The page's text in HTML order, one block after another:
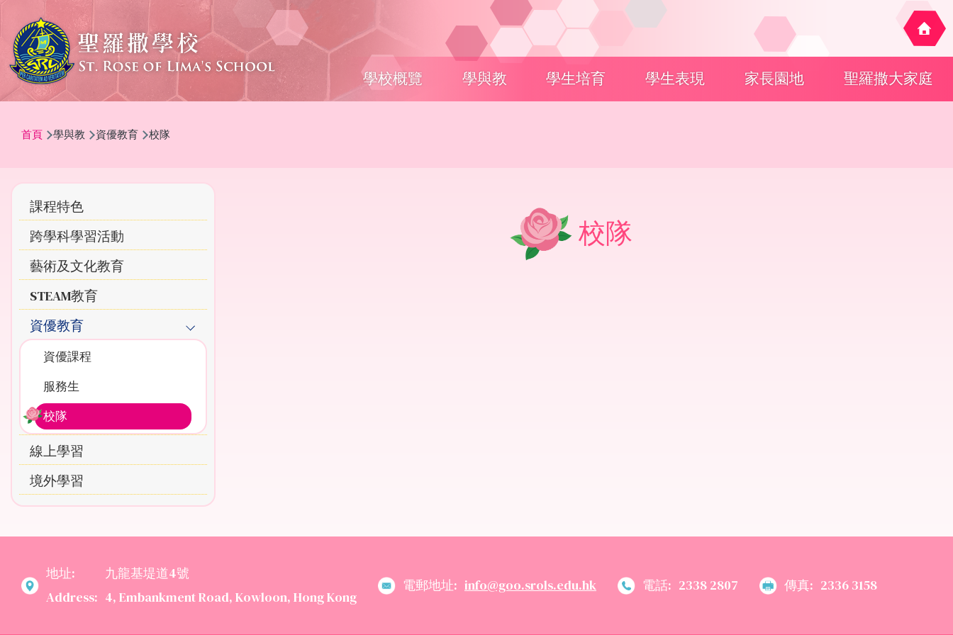
移至主內容
Main
navigation
學校概覽 學與教 學生培育 學生表現 家長園地 聖羅撒大家庭
航
結
首頁 學與教 資優教育 校隊
校隊
Main
navigation
課程特色
跨學科學習活動
藝術及文化教育
STEAM教育
資優教育
資優課程
服務生
校隊
線上學習
境外學習
地址:
Address:
九龍基堤道4號
4, Embankment Road, Kowloon, Hong Kong
電郵地址: info@goo.srols.edu.hk 電話: 2338 2807 傳真: 2336 3158